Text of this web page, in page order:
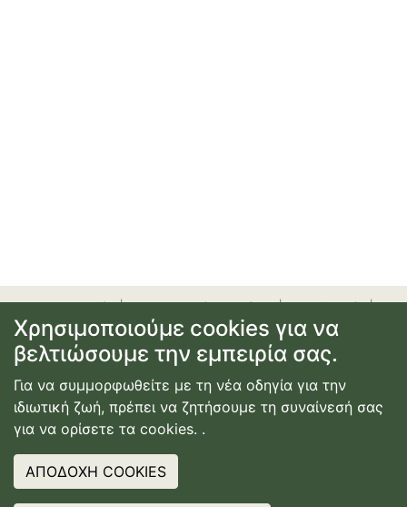
προσφορές|αεροπορικά εισιτήρια|ξενοδοχεία|
ενοικίαση αυτοκινήτου|ακτοπλοϊκά εισιτήρια|
ή σύνδεση| επικοινωνία | όροι χρήσης|πολιτική
© Copyright
2026 Κατασκευή Ιστοσελίδας
Webdimension
Χρησιμοποιούμε cookies για να
βελτιώσουμε την εμπειρία σας.
Για να συμμορφωθείτε με τη νέα οδηγία για την
ιδιωτική ζωή, πρέπει να ζητήσουμε τη συναίνεσή σας
για να ορίσετε τα cookies. .
ΑΠΟΔΟΧΗ COOKIES